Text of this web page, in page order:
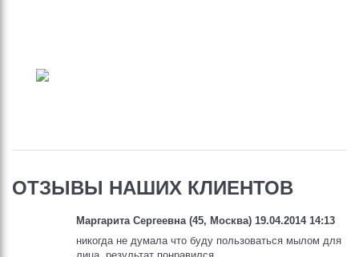
ОТЗЫВЫ НАШИХ КЛИЕНТОВ
Маргарита Сергеевна (45, Москва) 19.04.2014 14:13
никогда не думала что буду пользоваться мылом для